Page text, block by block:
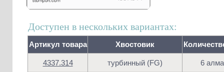
Доступен в нескольких вариантах:
Артикул товара Хвостовик
4337.314 турбинный (FG) 6